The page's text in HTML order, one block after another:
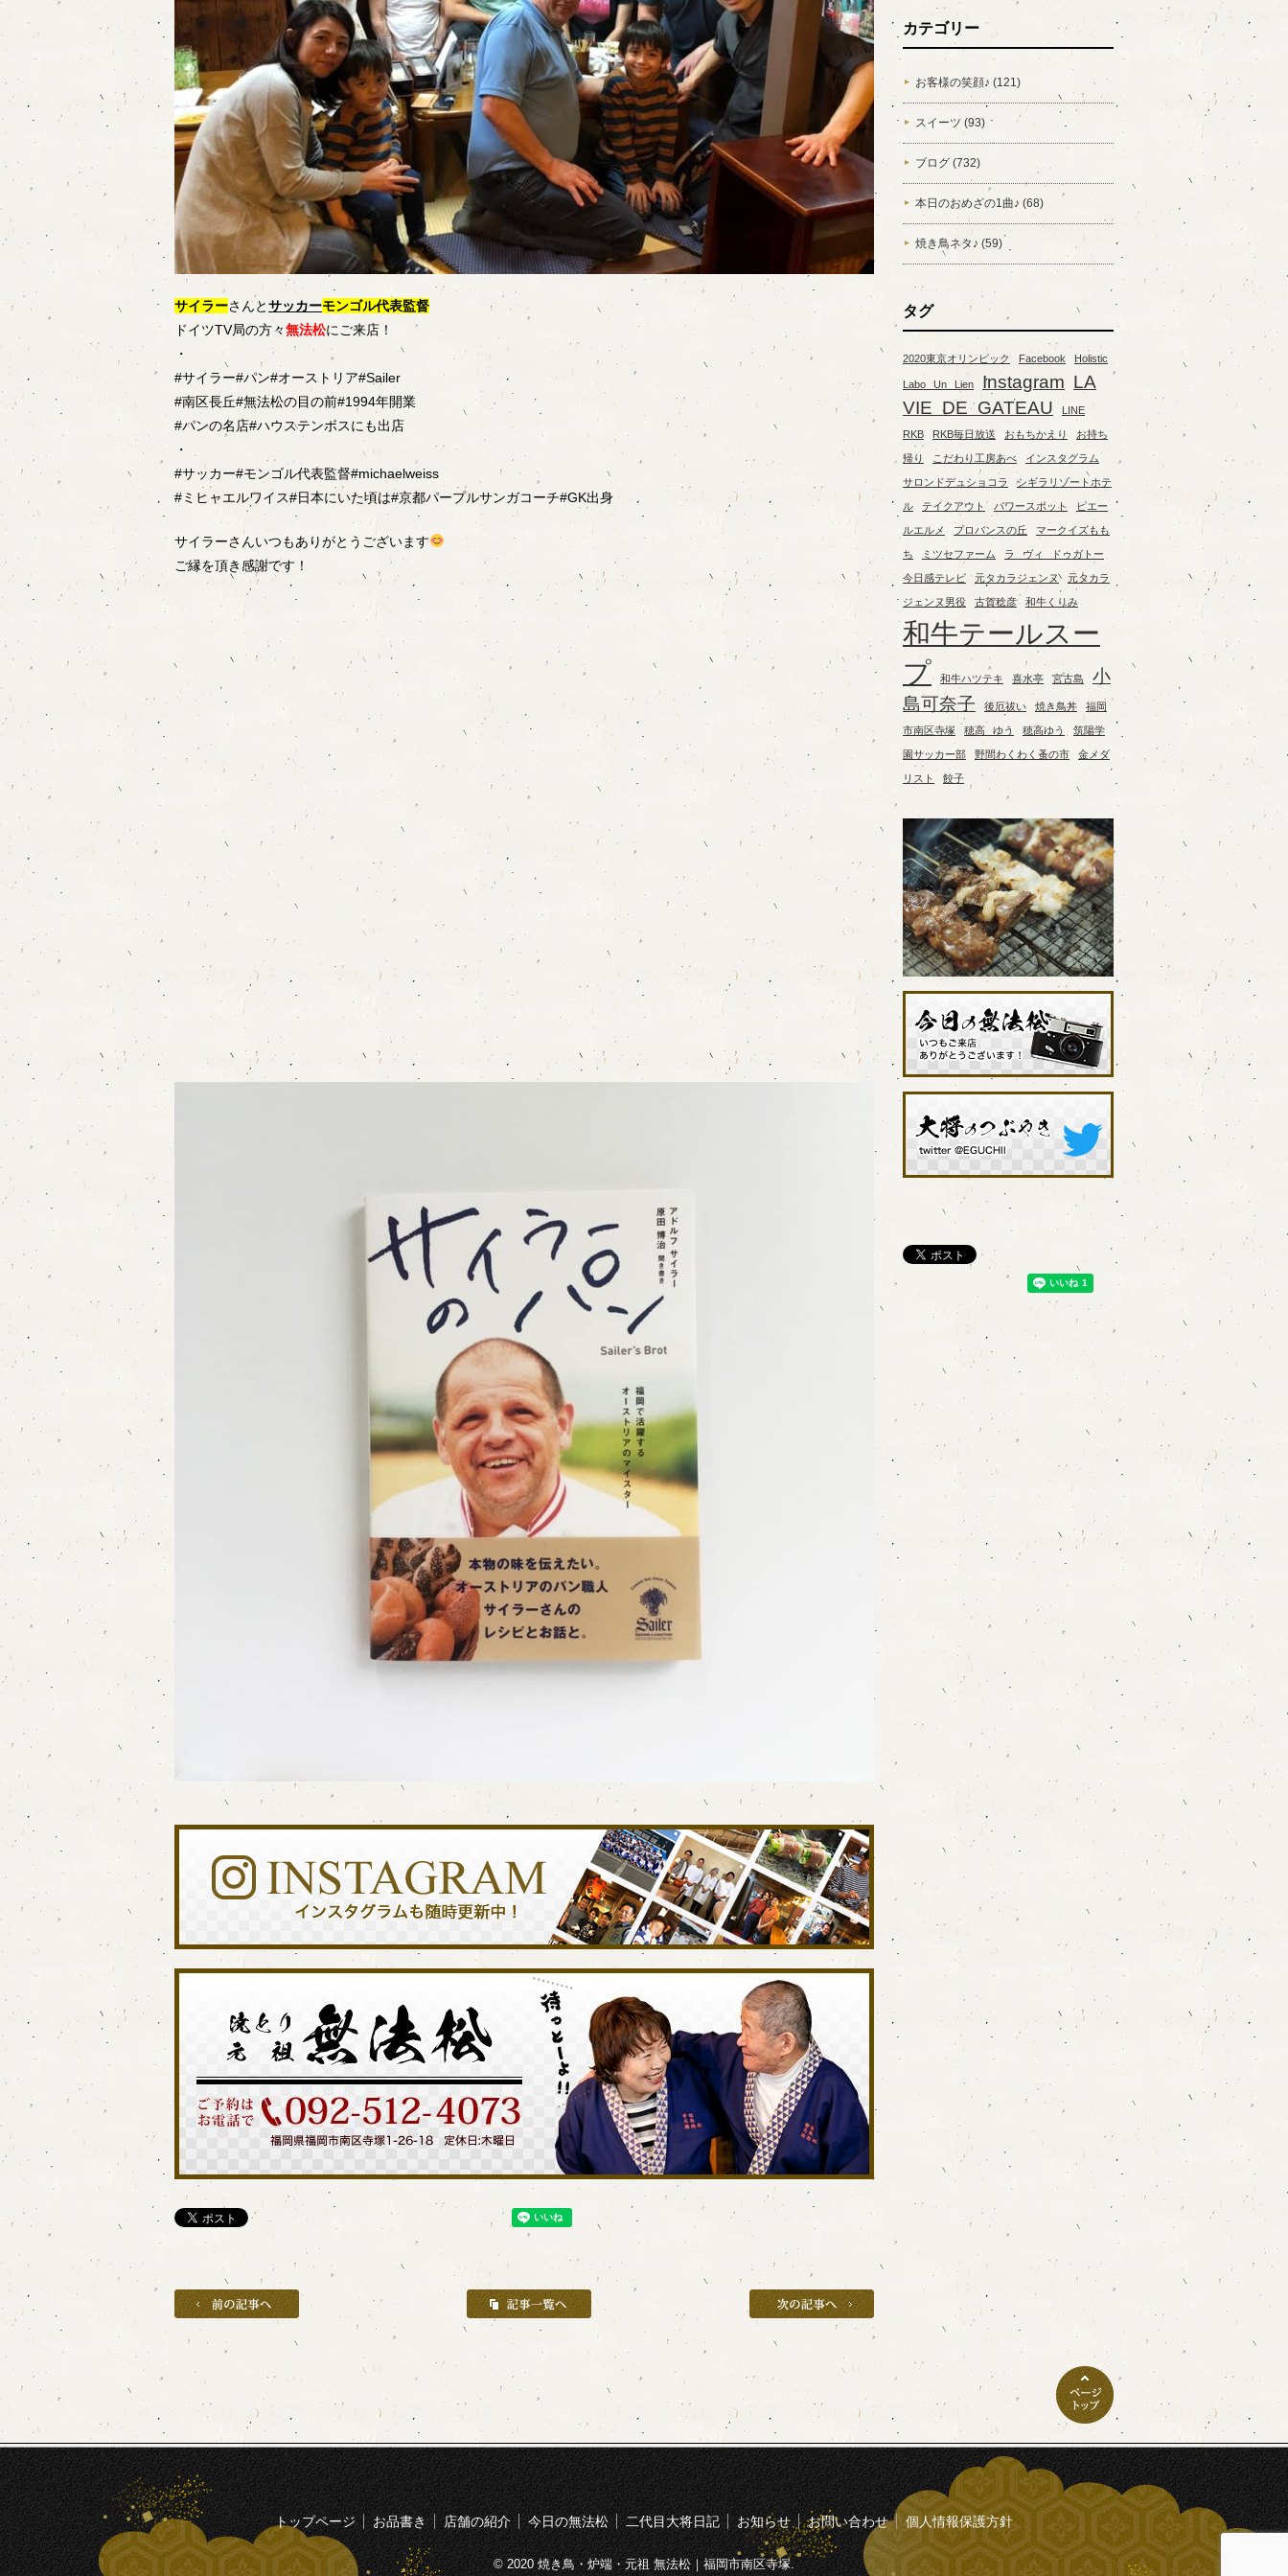
サイラーさんとサッカーモンゴル代表監督
ドイツTV局の方々無法松にご来店！
・
#サイラー#パン#オーストリア#Sailer
#南区長丘#無法松の目の前#1994年開業
#パンの名店#ハウステンボスにも出店
・
#サッカー#モンゴル代表監督#michaelweiss
#ミヒャエルワイス#日本にいた頃は#京都パープルサンガコーチ#GK出身
サイラーさんいつもありがとうございます
ご縁を頂き感謝です！
カテゴリー
お客様の笑顔♪ (121)
スイーツ (93)
ブログ (732)
本日のおめざの1曲♪ (68)
焼き鳥ネタ♪ (59)
タグ
2020東京オリンピック Facebook Holistic
Labo Un Lien Instagram LA
VIE DE GATEAU
LINE
RKB RKB毎日放送 おもちかえり お持ち
帰り こだわり工房あべ インスタグラム
サロンドデュショコラ シギラリゾートホテ
ル テイクアウト パワースポット ピエー
ルエルメ プロバンスの丘 マークイズもも
ち ミツセファーム ラ ヴィ ドゥガトー
今日感テレビ 元タカラジェンヌ 元タカラ
ジェンヌ男役 古賀稔彦 和牛くりみ
和牛テールスー
プ
和牛ハツテキ 喜水亭 宮古島
小
島可奈子
後厄祓い 焼き鳥丼 福岡
市南区寺塚 穂高 ゆう 穂高ゆう 筑陽学
園サッカー部 野間わくわく蚤の市 金メダ
リスト 餃子
トップページ お品書き 店舗の紹介 今日の無法松 二代目大将日記 お知らせ お問い合わせ 個人情報保護方針
© 2020 焼き鳥・炉端・元祖 無法松｜福岡市南区寺塚.